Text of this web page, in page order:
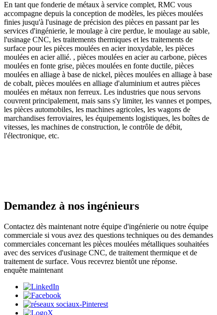
En tant que fonderie de métaux à service complet, RMC vous
accompagne depuis la conception de modèles, les pièces moulées
finies jusqu'à l'usinage de précision des pièces en passant par les
services d'ingénierie, le moulage à cire perdue, le moulage au sable,
l'usinage CNC, les traitements thermiques et les traitements de
surface pour les pièces moulées en acier inoxydable, les pièces
moulées en acier allié. , pièces moulées en acier au carbone, pièces
moulées en fonte grise, pièces moulées en fonte ductile, pièces
moulées en alliage à base de nickel, pièces moulées en alliage à base
de cobalt, pièces moulées en alliage d'aluminium et autres pièces
moulées en métaux non ferreux. Les industries que nous servons
couvrent principalement, mais sans s'y limiter, les vannes et pompes,
les pièces automobiles, les machines agricoles, les wagons de
marchandises ferroviaires, les équipements logistiques, les boîtes de
vitesses, les machines de construction, le contrôle de débit,
l'électronique, etc.
Demandez à nos ingénieurs
Contactez dès maintenant notre équipe d'ingénierie ou notre équipe
commerciale si vous avez des questions techniques ou des demandes
commerciales concernant les pièces moulées métalliques souhaitées
avec des services d'usinage CNC, de traitement thermique et de
traitement de surface. Vous recevrez bientôt une réponse.
enquête maintenant